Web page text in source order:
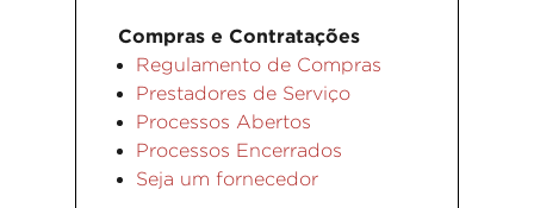
Compras e Contratações
Regulamento de Compras
Prestadores de Serviço
Processos Abertos
Processos Encerrados
Seja um fornecedor